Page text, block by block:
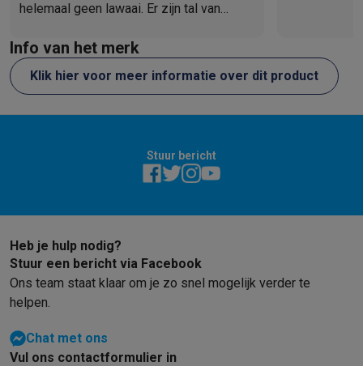
helemaal geen lawaai. Er zijn tal van
De AEG-app is heel gebruiksvriendelijk
en handig.
Info van het merk
Klik hier voor meer informatie over dit product
Stuur bericht
Heb je hulp nodig?
Stuur een bericht via Facebook
Ons team staat klaar om je zo snel mogelijk verder te
helpen.
Chat met ons
Vul ons contactformulier in